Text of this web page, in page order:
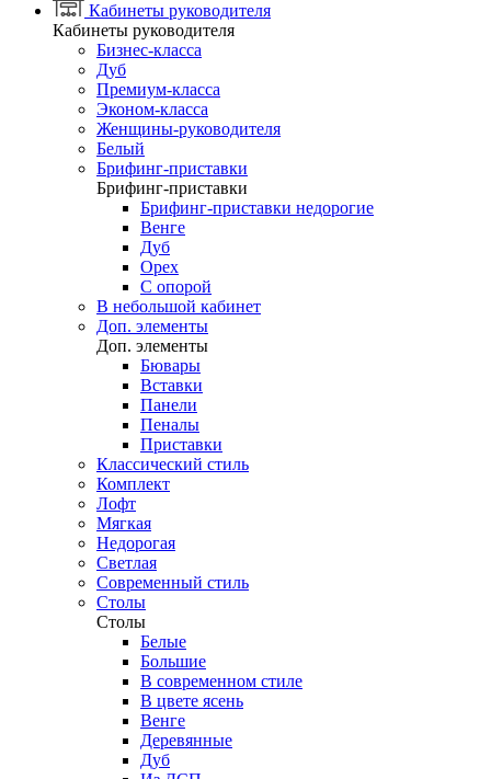
Кабинеты руководителя
Кабинеты руководителя
Бизнес-класса
Дуб
Премиум-класса
Эконом-класса
Женщины-руководителя
Белый
Брифинг-приставки
Брифинг-приставки
Брифинг-приставки недорогие
Венге
Дуб
Орех
С опорой
В небольшой кабинет
Доп. элементы
Доп. элементы
Бювары
Вставки
Панели
Пеналы
Приставки
Классический стиль
Комплект
Лофт
Мягкая
Недорогая
Светлая
Современный стиль
Столы
Столы
Белые
Большие
В современном стиле
В цвете ясень
Венге
Деревянные
Дуб